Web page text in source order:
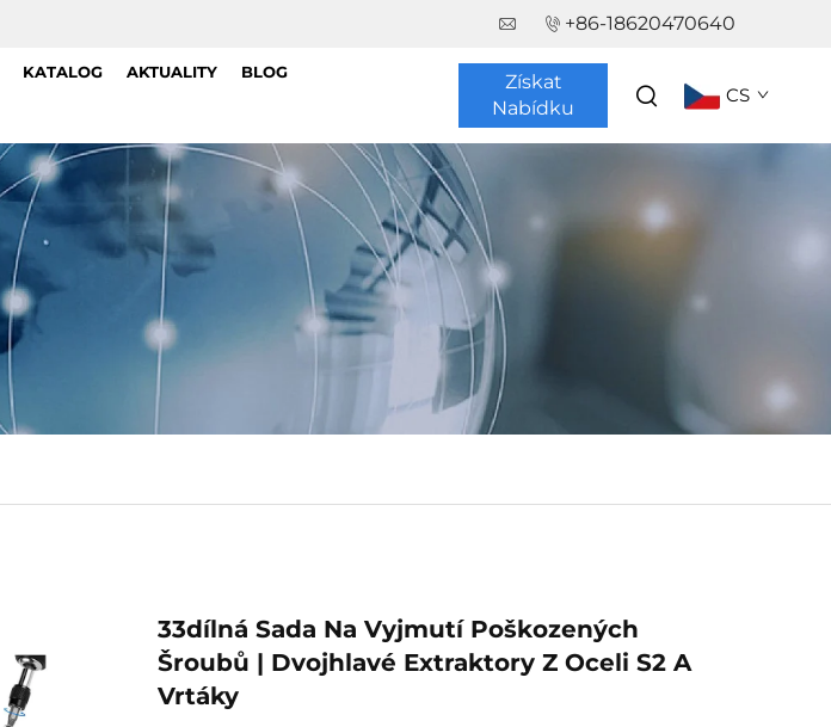
+86-18620470640
KATALOG AKTUALITY BLOG
Získat
Nabídku
CS
33dílná Sada Na Vyjmutí Poškozených
Šroubů | Dvojhlavé Extraktory Z Oceli S2 A
Vrtáky